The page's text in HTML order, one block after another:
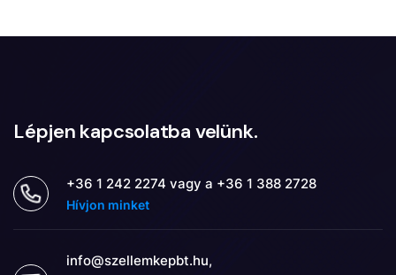
Lépjen kapcsolatba velünk.
+36 1 242 2274 vagy a +36 1 388 2728
Hívjon minket
info@szellemkepbt.hu,